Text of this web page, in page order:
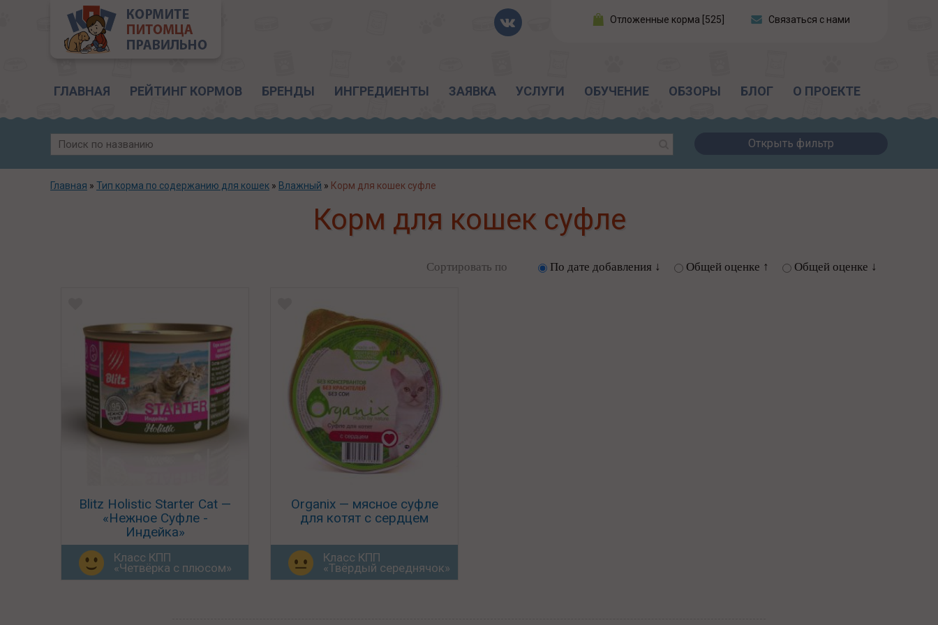
Отложенные корма [525] Связаться с нами
ГЛАВНАЯ РЕЙТИНГ КОРМОВ БРЕНДЫ ИНГРЕДИЕНТЫ ЗАЯВКА УСЛУГИ ОБУЧЕНИЕ ОБЗОРЫ БЛОГ О ПРОЕКТЕ
Открыть фильтр
Главная » Тип корма по содержанию для кошек » Влажный » Корм для кошек суфле
Корм для кошек суфле
Сортировать по По дате добавления ↓ Общей оценке ↑ Общей оценке ↓
Blitz Holistic Starter Cat —
«Нежное Суфле -
Индейка»
Класс КПП
«Четвёрка с плюсом»
Organix — мясное суфле
для котят с сердцем
Класс КПП
«Твёрдый середнячок»